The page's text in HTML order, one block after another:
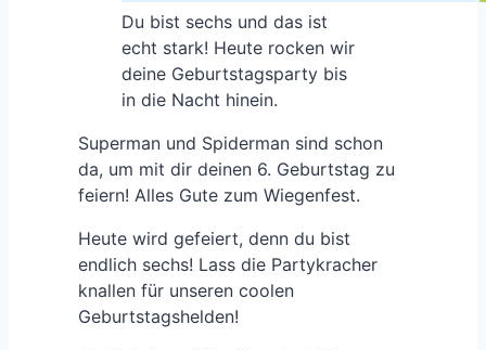
Du bist sechs und das ist
echt stark! Heute rocken wir
deine Geburtstagsparty bis
in die Nacht hinein.
Superman und Spiderman sind schon
da, um mit dir deinen 6. Geburtstag zu
feiern! Alles Gute zum Wiegenfest.
Heute wird gefeiert, denn du bist
endlich sechs! Lass die Partykracher
knallen für unseren coolen
Geburtstagshelden!